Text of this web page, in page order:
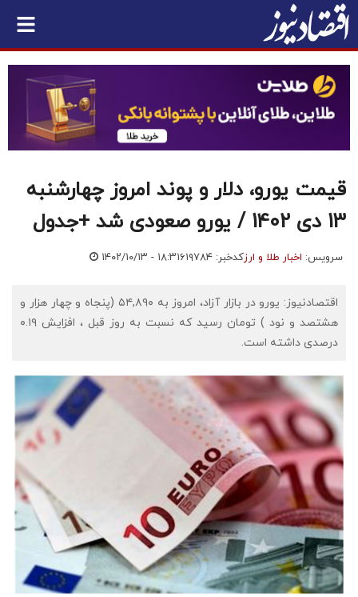
قیمت یورو، دلار و پوند امروز چهارشنبه
13 دی 1402 / یورو صعودی شد +جدول
سرویس: اخبار طلا و ارزکدخبر: ۶۱۹۷۸۴ ۱۴۰۲/۱۰/۱۳ - ۱۸:۳۱
اقتصادنیوز: یورو در بازار آزاد، امروز به ۵۴,۸۹۰ (پنجاه و چهار هزار و
هشتصد و نود ) تومان رسید که نسبت به روز قبل ، افزایش ۰.۱۹
درصدی داشته است.